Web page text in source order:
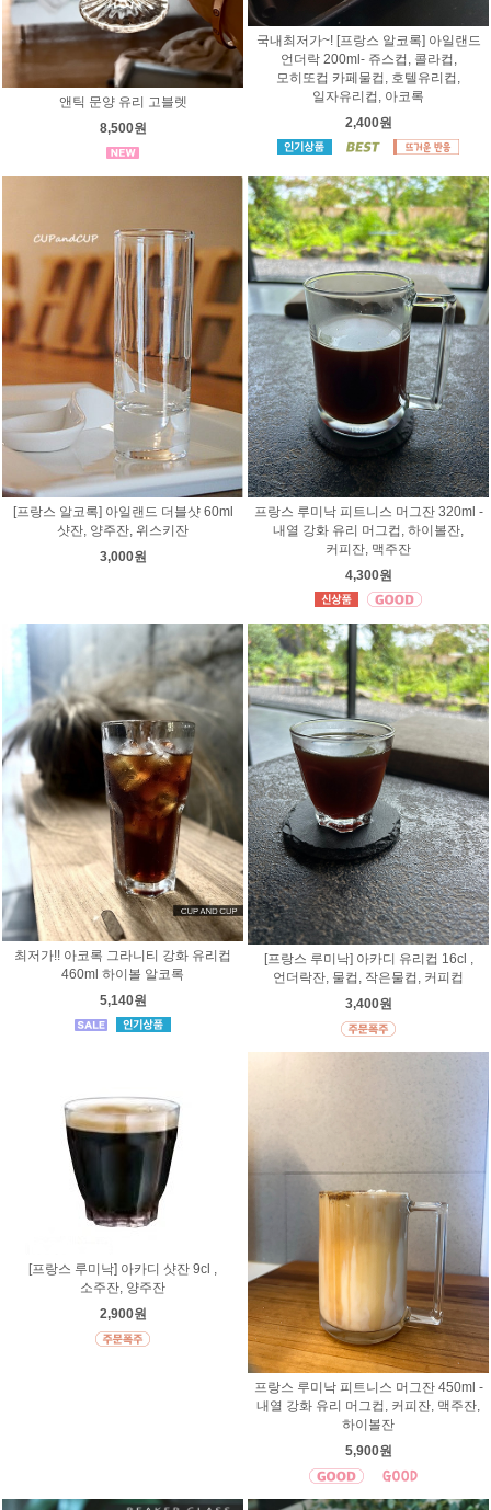
앤틱 문양 유리 고블렛
8,500원
국내최저가~! [프랑스 알코록] 아일랜드
언더락 200ml- 쥬스컵, 콜라컵,
모히또컵 카페물컵, 호텔유리컵,
일자유리컵, 아코록
2,400원
[프랑스 알코록] 아일랜드 더블샷 60ml
샷잔, 양주잔, 위스키잔
3,000원
프랑스 루미낙 피트니스 머그잔 320ml -
내열 강화 유리 머그컵, 하이볼잔,
커피잔, 맥주잔
4,300원
최저가!! 아코록 그라니티 강화 유리컵
460ml 하이볼 알코록
5,140원
[프랑스 루미낙] 아카디 유리컵 16cl ,
언더락잔, 물컵, 작은물컵, 커피컵
3,400원
[프랑스 루미낙] 아카디 샷잔 9cl ,
소주잔, 양주잔
2,900원
프랑스 루미낙 피트니스 머그잔 450ml -
내열 강화 유리 머그컵, 커피잔, 맥주잔,
하이볼잔
5,900원